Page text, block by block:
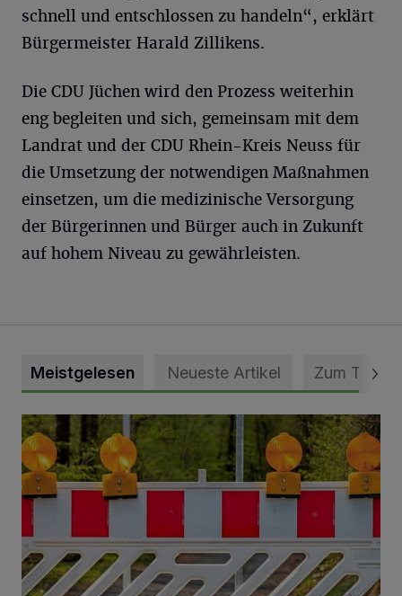
schnell und entschlossen zu handeln“, erklärt
Bürgermeister Harald Zillikens.
Die CDU Jüchen wird den Prozess weiterhin
eng begleiten und sich, gemeinsam mit dem
Landrat und der CDU Rhein-Kreis Neuss für
die Umsetzung der notwendigen Maßnahmen
einsetzen, um die medizinische Versorgung
der Bürgerinnen und Bürger auch in Zukunft
auf hohem Niveau zu gewährleisten.
Meistgelesen Neueste Artikel Zum Thema
Vollsperrung der Talstraße in Grevenbroich-Kapellen